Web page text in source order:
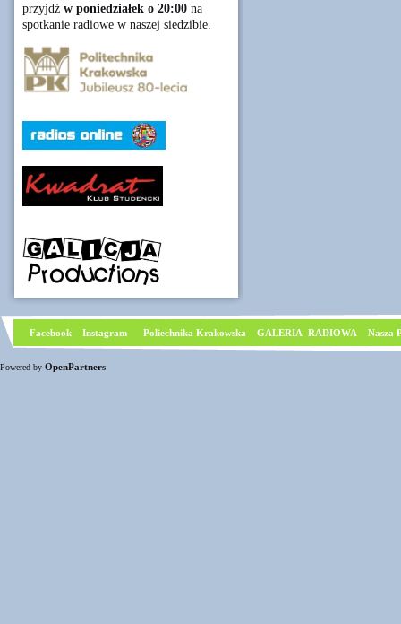
przyjdź w poniedziałek o 20:00 na
spotkanie radiowe w naszej siedzibie.
Facebook Instagram Poliechnika Krakowska GALERIA RADIOWA Nasza
Powered by OpenPartners